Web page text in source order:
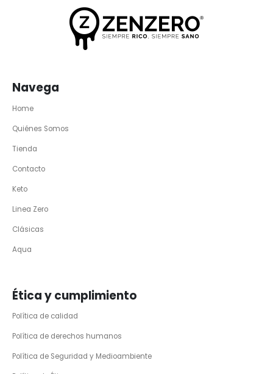
Navega
Home
Quiénes Somos
Tienda
Contacto
Keto
Linea Zero
Clásicas
Aqua
Ética y cumplimiento
Política de calidad
Política de derechos humanos
Política de Seguridad y Medioambiente